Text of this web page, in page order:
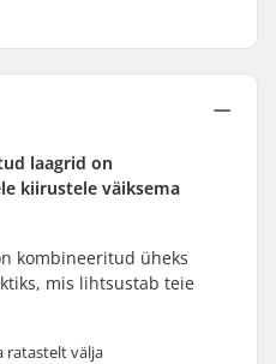
laagrid on
kiirustele väiksema
kombineeritud üheks
mis lihtsustab teie
ratastelt välja